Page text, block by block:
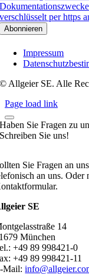
verschlüsselt per https
Impressum
© Allgeier SE. Alle
Page load link
Haben Sie Fragen zu
Schreiben Sie uns!
Sie Fragen an
an uns. Oder
SE
14
München
+49 89 998421-0
+49 89 998421-11
Mail: